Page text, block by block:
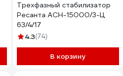
Трехфазный стабилизатор
Ресанта АСН-15000/3-Ц
63/4/17
4.3(74)
В корзину